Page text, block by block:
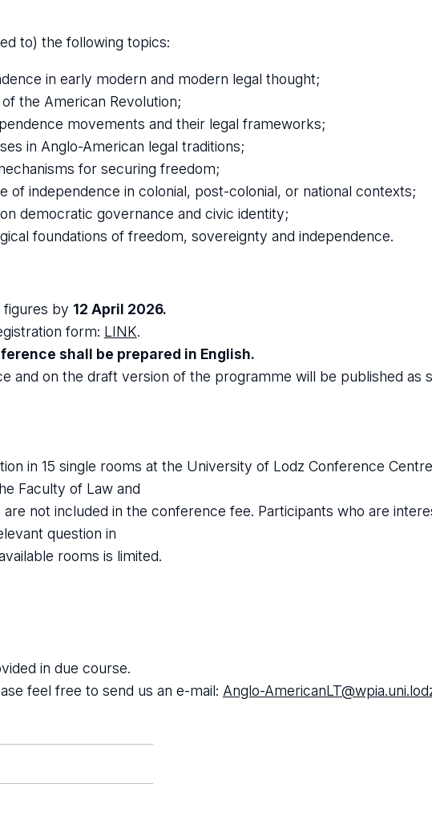
to) the following topics:
in early modern and modern legal thought;
the American Revolution;
movements and their legal frameworks;
in Anglo-American legal traditions;
for securing freedom;
of independence in colonial, post-colonial, or national contexts;
democratic governance and civic identity;
foundations of freedom, sovereignty and independence.
figures by 12 April 2026.
form: LINK.
shall be prepared in English.
and on the draft version of the programme will be published as
in 15 single rooms at the University of Lodz Conference
Faculty of Law and
not included in the conference fee. Participants who are
question in
rooms is limited.
in due course.
feel free to send us an e-mail: Anglo-